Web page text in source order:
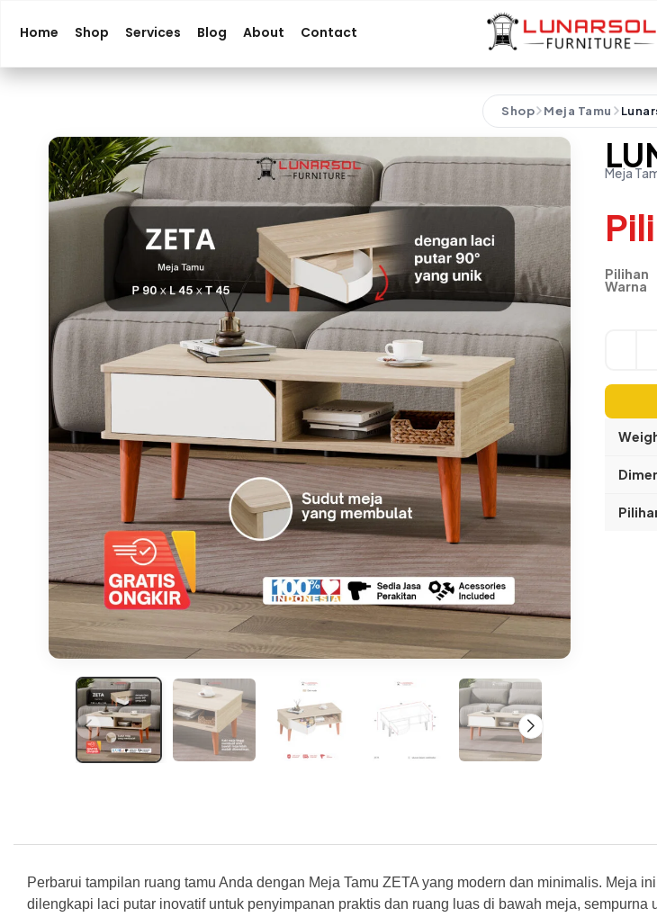
Home Shop Services Blog About Contact
Shop Meja Tamu
Meja
Pilihan
Warna
Perbarui tampilan ruang tamu Anda dengan Meja Tamu ZETA yang modern dan minimalis. Meja ini
dilengkapi laci putar inovatif untuk penyimpanan praktis dan ruang luas di bawah meja, sempurna